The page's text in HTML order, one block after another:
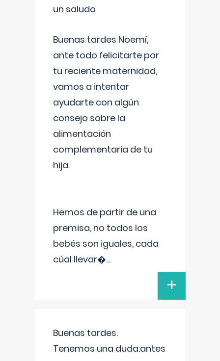
un saludo
Buenas tardes Noemí,
ante todo felicitarte por
tu reciente maternidad,
vamos a intentar
ayudarte con algún
consejo sobre la
alimentación
complementaria de tu
hija.
Hemos de partir de una
premisa, no todos los
bebés son iguales, cada
cúal llevar�...
+
Buenas tardes.
Tenemos una duda:antes